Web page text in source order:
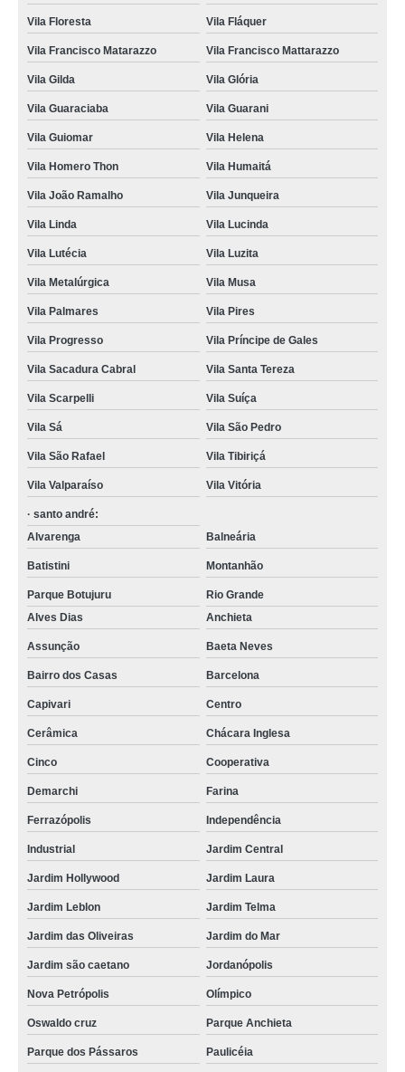
Vila Floresta Vila Fláquer
Vila Francisco Matarazzo Vila Francisco Mattarazzo
Vila Gilda Vila Glória
Vila Guaraciaba Vila Guarani
Vila Guiomar Vila Helena
Vila Homero Thon Vila Humaitá
Vila João Ramalho Vila Junqueira
Vila Linda Vila Lucinda
Vila Lutécia Vila Luzita
Vila Metalúrgica Vila Musa
Vila Palmares Vila Pires
Vila Progresso Vila Príncipe de Gales
Vila Sacadura Cabral Vila Santa Tereza
Vila Scarpelli Vila Suíça
Vila Sá Vila São Pedro
Vila São Rafael Vila Tibiriçá
Vila Valparaíso Vila Vitória
· santo andré:
Alvarenga
Balneária
Batistini Montanhão
Parque Botujuru
Rio Grande
Alves Dias
Anchieta
Assunção Baeta Neves
Bairro dos Casas Barcelona
Capivari Centro
Cerâmica Chácara Inglesa
Cinco Cooperativa
Demarchi Farina
Ferrazópolis Independência
Industrial Jardim Central
Jardim Hollywood Jardim Laura
Jardim Leblon Jardim Telma
Jardim das Oliveiras Jardim do Mar
Jardim são caetano Jordanópolis
Nova Petrópolis Olímpico
Oswaldo cruz Parque Anchieta
Parque dos Pássaros Paulicéia